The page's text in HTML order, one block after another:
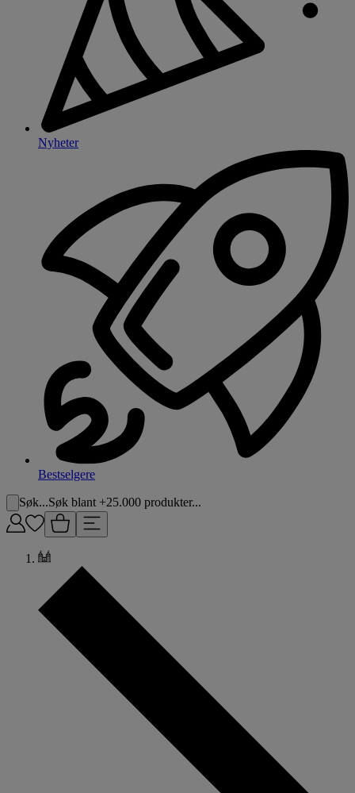
Nyheter
Bestselgere
Søk...Søk blant +25.000 produkter...